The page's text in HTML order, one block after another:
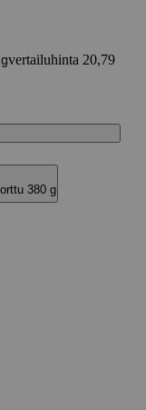
vertailuhinta 20,79
380 g